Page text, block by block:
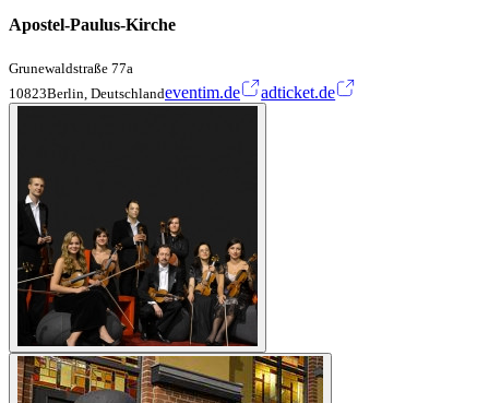
Apostel-Paulus-Kirche
Grunewaldstraße 77a
10823Berlin, Deutschlandeventim.de adticket.de